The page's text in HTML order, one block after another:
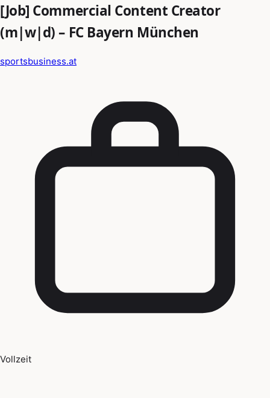
[Job] Commercial Content Creator
(m|w|d) – FC Bayern München
sportsbusiness.at
Vollzeit